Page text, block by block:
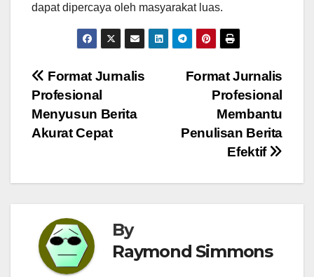
dapat dipercaya oleh masyarakat luas.
Navigasi
pos
Format Jurnalis
Profesional
Membantu
Penulisan Berita
Efektif
Format Jurnalis
Profesional
Menyusun Berita
Akurat Cepat
By
Raymond Simmons